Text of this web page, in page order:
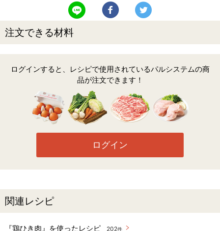
LINEで送る Facebookでシェアする
注文できる材料
ログインすると、レシピで使用されているパルシステムの商
品が注文できます！
ログイン
関連レシピ
『鶏ひき肉』を使ったレシピ 202件